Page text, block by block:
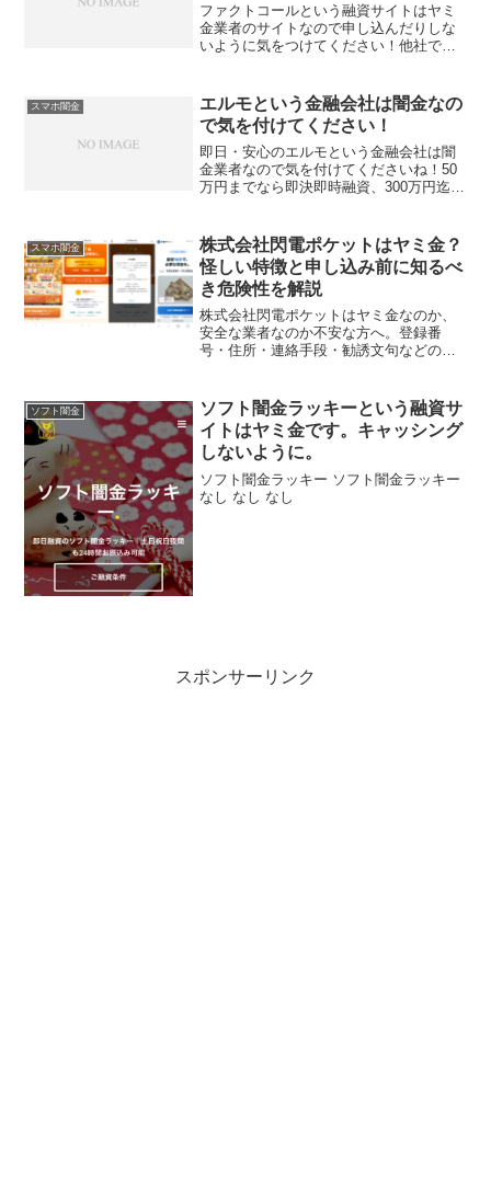
ファクトコールという融資サイトはヤミ
金業者のサイトなので申し込んだりしな
いように気をつけてください！他社で断
日融資、低金利3.2％～12.2％で10～300
万円迄融資...
スマホ闇金
エルモという金融会社は闇金なの
で気を付けてください！
即日・安心のエルモという金融会社は闇
金業者なので気を付けてくださいね！50
万円までなら即決即時融資、300万円迄対
スマホ闇金
株式会社閃電ポケットはヤミ金？
怪しい特徴と申し込み前に知るべ
き危険性を解説
株式会社閃電ポケットはヤミ金なのか、
安全な業者なのか不安な方へ。登録番
号・住所・連絡手段・勧誘文句などの危
い対処法、正規の相談先や代替手段まで
わかりやすく解説します
ソフト闇金
ソフト闇金ラッキーという融資サ
イトはヤミ金です。キャッシング
しないように。
ソフト闇金ラッキー ソフト闇金ラッキー
なし なし なし
スポンサーリンク